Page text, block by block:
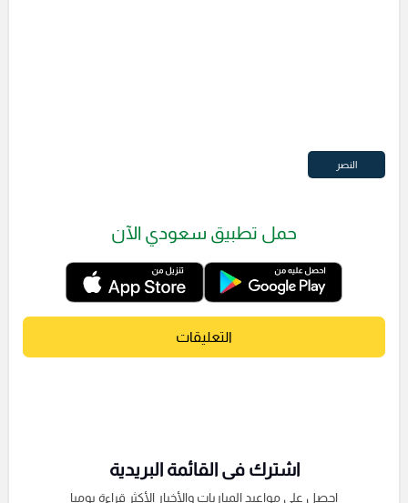
النصر
حمل تطبيق سعودي الآن
التعليقات
اشترك فى القائمة البريدية
احصل على مواعيد المباريات والأخبار الأكثر قراءة يوميا